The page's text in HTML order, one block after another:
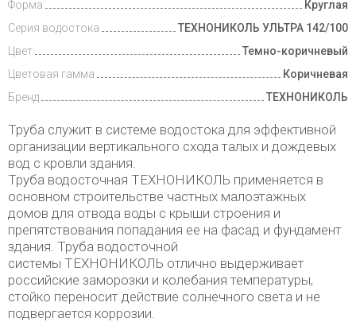
Форма
Круглая
Серия водостока
ТЕХНОНИКОЛЬ УЛЬТРА 142/100
Цвет
Темно-коричневый
Цветовая гамма
Коричневая
Бренд
ТЕХНОНИКОЛЬ
Труба служит в системе водостока для эффективной
организации вертикального схода талых и дождевых
вод с кровли здания.
Труба водосточная ТЕХНОНИКОЛЬ применяется в
основном строительстве частных малоэтажных
домов для отвода воды с крыши строения и
препятствования попадания ее на фасад и фундамент
здания. Труба водосточной
системы ТЕХНОНИКОЛЬ отлично выдерживает
российские заморозки и колебания температуры,
стойко переносит действие солнечного света и не
подвергается коррозии.